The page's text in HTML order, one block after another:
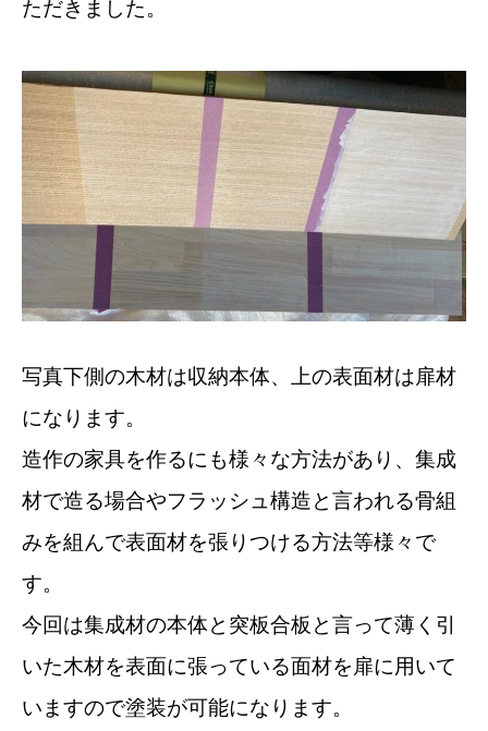
ただきました。
写真下側の木材は収納本体、上の表面材は扉材
になります。
造作の家具を作るにも様々な方法があり、集成
材で造る場合やフラッシュ構造と言われる骨組
みを組んで表面材を張りつける方法等様々で
す。
今回は集成材の本体と突板合板と言って薄く引
いた木材を表面に張っている面材を扉に用いて
いますので塗装が可能になります。